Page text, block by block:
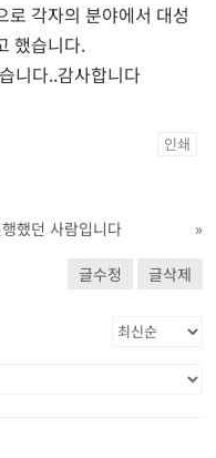
각자의 분야에서 대성
했습니다.
니다..감사합니다
인쇄
했던 사람입니다
»
글수정 글삭제